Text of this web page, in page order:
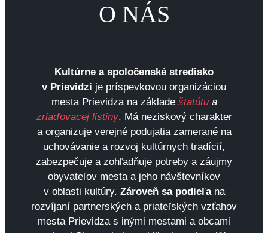
O NÁS
Kultúrne aspoločenské stredisko
v Prievidzi je príspevkovou organizáciou
mesta Prievidza na základe štatútua
zriaďovacej listiny. Má neziskový charakter
a organizuje verejné podujatia zamerané na
uchovávanie a rozvoj kultúrnych tradícií,
zabezpečuje a zohľadňuje potreby a záujmy
obyvateľov mesta a jeho návštevníkov
v oblasti kultúry. Zároveň sa podieľana
rozvíjaní partnerských a priateľských vzťahov
mesta Prievidza s inými mestami a obcami